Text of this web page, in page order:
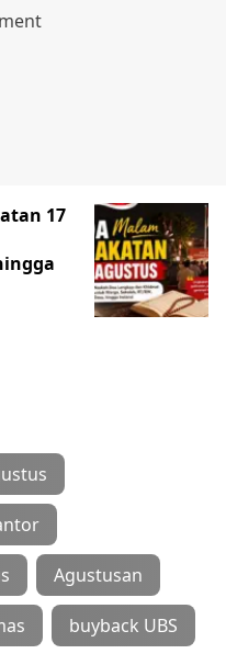
17
Agustusan
buyback UBS